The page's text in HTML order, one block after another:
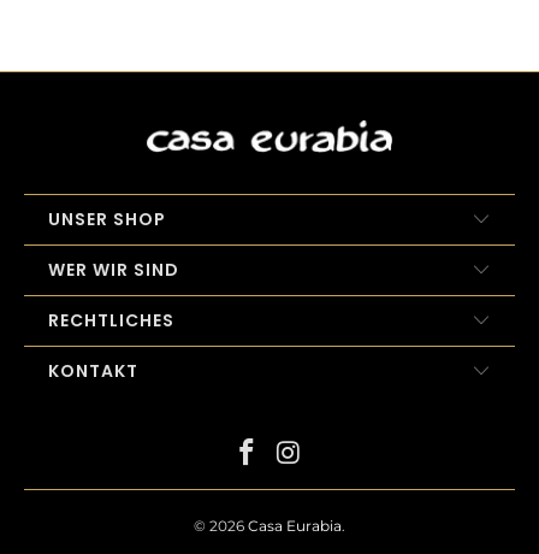
UNSER SHOP
WER WIR SIND
RECHTLICHES
KONTAKT
© 2026 Casa Eurabia.